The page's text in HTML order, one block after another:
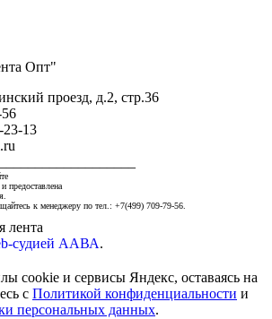
Опт"
проезд, д.2, стр.36
13
предоставлена
к менеджеру по тел.: +7(499) 709-79-56.
лента
судией ААВА.
cookie и сервисы Яндекс, оставаясь на
с Политикой конфиденциальности и
персональных данных.